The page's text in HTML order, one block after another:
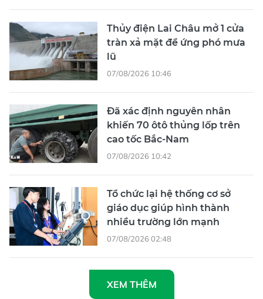
Thủy điện Lai Châu mở 1 cửa
tràn xả mặt để ứng phó mưa
lũ
07/08/2026 10:46
Đã xác định nguyên nhân
khiến 70 ôtô thủng lốp trên
cao tốc Bắc-Nam
07/08/2026 10:42
Tổ chức lại hệ thống cơ sở
giáo dục giúp hình thành
nhiều trường lớn mạnh
07/08/2026 02:48
XEM THÊM